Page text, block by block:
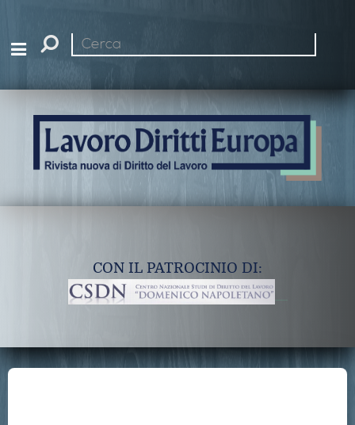
Cerca
CON IL PATROCINIO DI: